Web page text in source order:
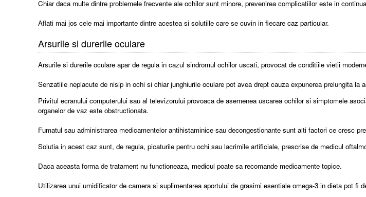
Chiar daca multe dintre problemele frecvente ale ochilor sunt minore, prevenirea complicatiilor este in
Aflati mai jos cele mai importante dintre acestea si solutiile care se cuvin in fiecare caz particular.
Arsurile si durerile oculare
Arsurile si durerile oculare apar de regula in cazul sindromul ochilor uscati, provocat de conditiile vietii
Senzatiile neplacute de nisip in ochi si chiar junghiurile oculare pot avea drept cauza expunerea prelungita
Privitul ecranului computerului sau al televizorului provoaca de asemenea uscarea ochilor si simptomele
organelor de vaz este obstructionata.
Fumatul sau administrarea medicamentelor antihistaminice sau decongestionante sunt alti factori ce cresc
Solutia in acest caz sunt, de regula, picaturile pentru ochi sau lacrimile artificiale, prescrise de medicul
Daca aceasta forma de tratament nu functioneaza, medicul poate sa recomande medicamente topice.
Utilizarea unui umidificator de camera si suplimentarea aportului de grasimi esentiale omega-3 in dieta pot fi